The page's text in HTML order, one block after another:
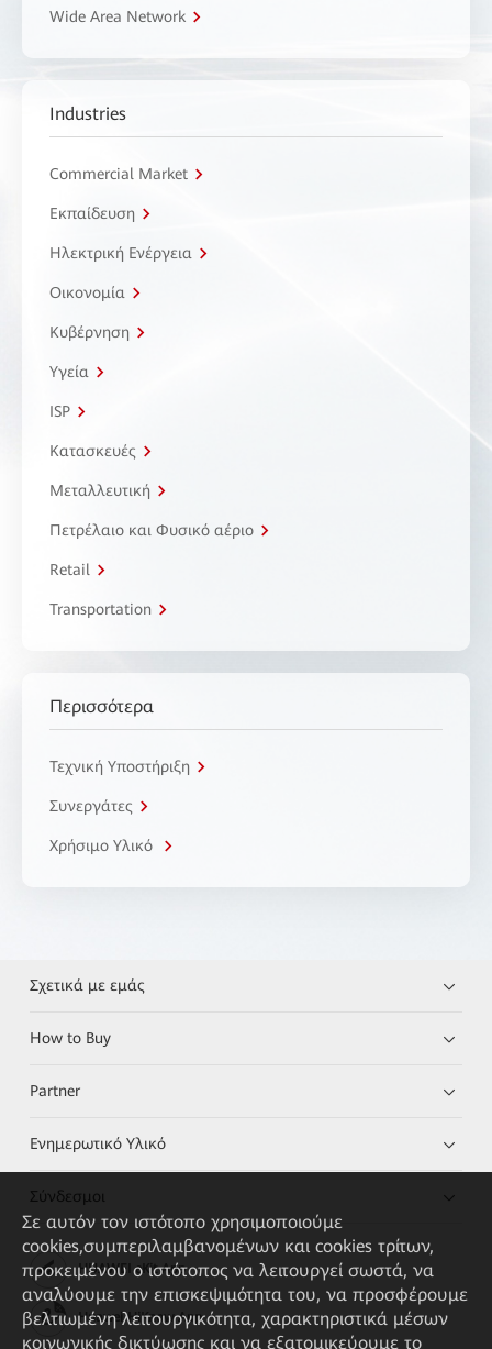
Wide Area Network
Industries
Commercial Market
Εκπαίδευση
Ηλεκτρική Ενέργεια
Οικονομία
Κυβέρνηση
Υγεία
ISP
Κατασκευές
Μεταλλευτική
Πετρέλαιο και Φυσικό αέριο
Retail
Transportation
Περισσότερα
Τεχνική Υποστήριξη
Συνεργάτες
Χρήσιμο Υλικό
Σχετικά με εμάς
How to Buy
Partner
Ενημερωτικό Υλικό
Σύνδεσμοι
HUAWEI eKit App
Huawei HiKnow App
Σε αυτόν τον ιστότοπο χρησιμοποιούμε
cookies,συμπεριλαμβανομένων και cookies τρίτων,
προκειμένου ο ιστότοπος να λειτουργεί σωστά, να
αναλύουμε την επισκεψιμότητα του, να προσφέρουμε
βελτιωμένη λειτουργικότητα, χαρακτηριστικά μέσων
κοινωνικής δικτύωσης και να εξατομικεύουμε το